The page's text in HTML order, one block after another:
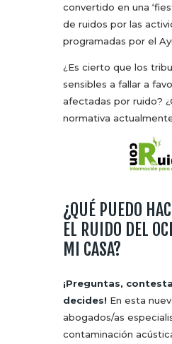
convertido en una
de ruidos por las
programadas por el
¿Es cierto que los
sensibles a fallar a
afectadas por ruido?
normativa
¿QUÉ PUEDO
EL RUIDO DEL
MI CASA?
¡Preguntas,
decides! En esta
abogados/as
contaminación